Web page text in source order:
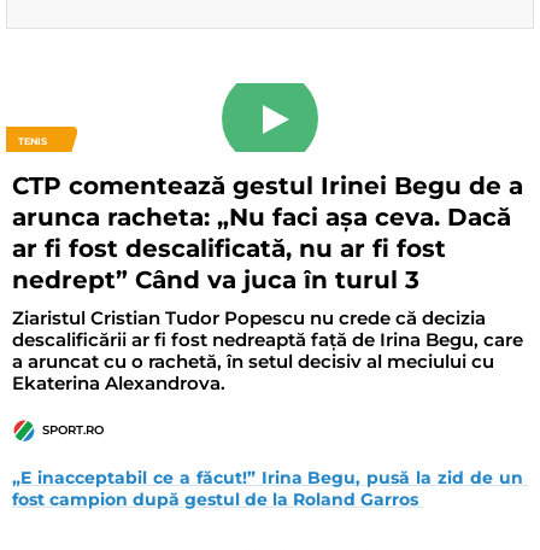
TENIS
CTP comentează gestul Irinei Begu de a
arunca racheta: „Nu faci așa ceva. Dacă
ar fi fost descalificată, nu ar fi fost
nedrept” Când va juca în turul 3
Ziaristul Cristian Tudor Popescu nu crede că decizia
descalificării ar fi fost nedreaptă față de Irina Begu, care
a aruncat cu o rachetă, în setul decisiv al meciului cu
Ekaterina Alexandrova.
SPORT.RO
„E inacceptabil ce a făcut!” Irina Begu, pusă la zid de un
fost campion după gestul de la Roland Garros